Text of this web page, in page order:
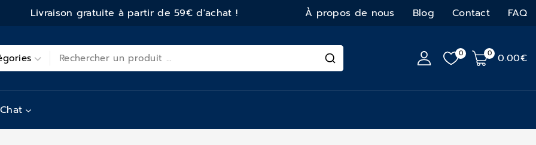
Livraison gratuite à partir de 59€ d'achat ! À propos de nous Blog Contact FAQ
0 0 0.00€
Chat